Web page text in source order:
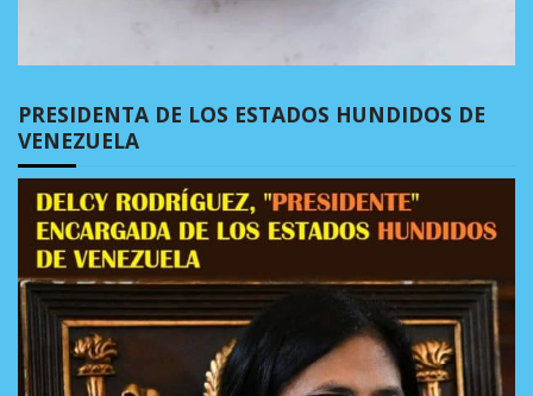
PRESIDENTA DE LOS ESTADOS HUNDIDOS DE
VENEZUELA